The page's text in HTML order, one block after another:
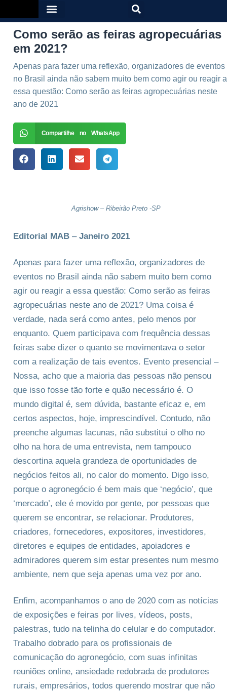
Como serão as feiras agropecuárias
em 2021?
Apenas para fazer uma reflexão, organizadores de eventos
no Brasil ainda não sabem muito bem como agir ou reagir a
essa questão: Como serão as feiras agropecuárias neste
ano de 2021
Compartilhe no WhatsApp
Agrishow – Ribeirão Preto -SP
Editorial MAB – Janeiro 2021
Apenas para fazer uma reflexão, organizadores de
eventos no Brasil ainda não sabem muito bem como
agir ou reagir a essa questão: Como serão as feiras
agropecuárias neste ano de 2021? Uma coisa é
verdade, nada será como antes, pelo menos por
enquanto. Quem participava com frequência dessas
feiras sabe dizer o quanto se movimentava o setor
com a realização de tais eventos. Evento presencial –
Nossa, acho que a maioria das pessoas não pensou
que isso fosse tão forte e quão necessário é. O
mundo digital é, sem dúvida, bastante eficaz e, em
certos aspectos, hoje, imprescindível. Contudo, não
preenche algumas lacunas, não substitui o olho no
olho na hora de uma entrevista, nem tampouco
descortina aquela grandeza de oportunidades de
negócios feitos ali, no calor do momento. Digo isso,
porque o agronegócio é bem mais que ‘negócio’, que
‘mercado’, ele é movido por gente, por pessoas que
querem se encontrar, se relacionar. Produtores,
criadores, fornecedores, expositores, investidores,
diretores e equipes de entidades, apoiadores e
admiradores querem sim estar presentes num mesmo
ambiente, nem que seja apenas uma vez por ano.
Enfim, acompanhamos o ano de 2020 com as notícias
de exposições e feiras por lives, vídeos, posts,
palestras, tudo na telinha do celular e do computador.
Trabalho dobrado para os profissionais de
comunicação do agronegócio, com suas infinitas
reuniões online, ansiedade redobrada de produtores
rurais, empresários, todos querendo mostrar que não